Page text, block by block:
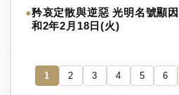
●矜哀定散與逆惡 光明名號
和2年2月18日(火)
1 2 3 4 5 6